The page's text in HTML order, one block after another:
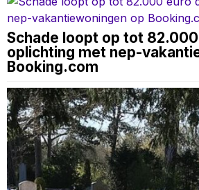
Schade loopt op tot
oplichting met nep-
Booking.com